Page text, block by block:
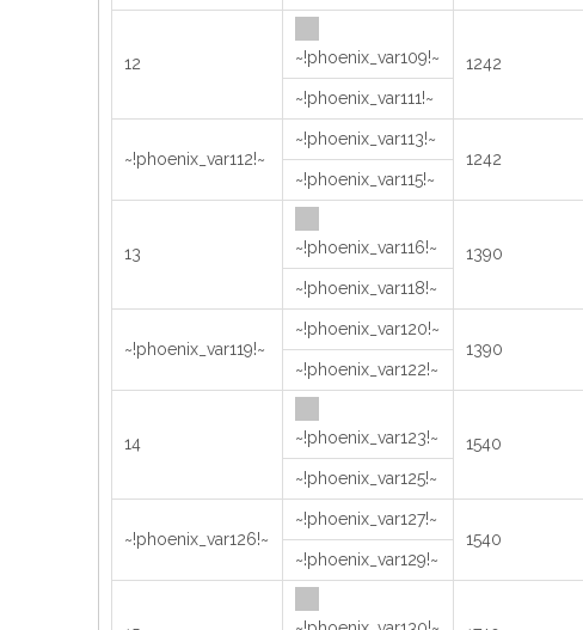
12 ~!phoenix_var109!~ 1242
~!phoenix_var111!~
~!phoenix_var112!~
~!phoenix_var113!~
1242
~!phoenix_var115!~
13 ~!phoenix_var116!~ 1390
~!phoenix_var118!~
~!phoenix_var119!~
~!phoenix_var120!~
1390
~!phoenix_var122!~
14 ~!phoenix_var123!~ 1540
~!phoenix_var125!~
~!phoenix_var126!~
~!phoenix_var127!~
1540
~!phoenix_var129!~